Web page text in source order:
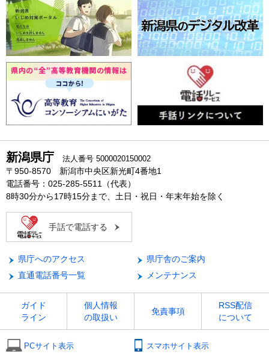
新潟県庁 法人番号 5000020150002
〒950-8570 新潟市中央区新光町4番地1
電話番号：025-285-5511（代表）
8時30分から17時15分まで、土日・祝日・年末年始を除く
手話で電話する
県庁へのアクセス
県庁舎のご案内
直通電話番号一覧
メンテナンス
ガイド
ライン
個人情報
の取扱い
免責事項
RSS配信
について
PCサイト表示 スマホサイト表示